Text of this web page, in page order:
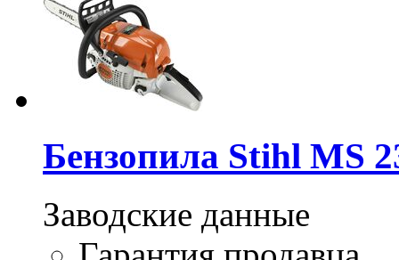
Бензопила Stihl MS
Заводские данные